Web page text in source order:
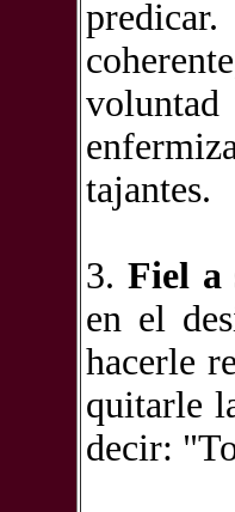
tajantes.
3. Fiel a
en el
hacerle
quitarle
decir: